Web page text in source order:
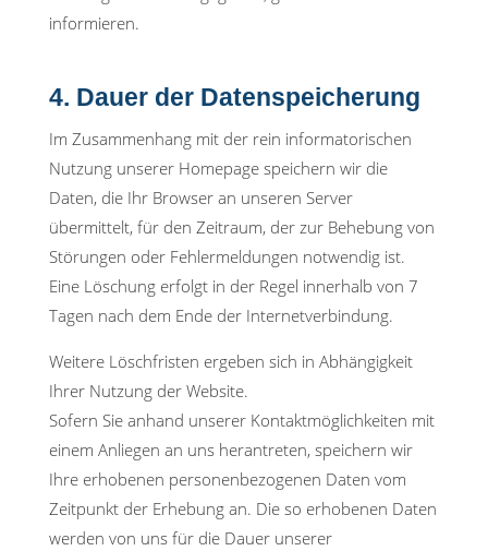
informieren.
4. Dauer der Datenspeicherung
Im Zusammenhang mit der rein informatorischen
Nutzung unserer Homepage speichern wir die
Daten, die Ihr Browser an unseren Server
übermittelt, für den Zeitraum, der zur Behebung von
Störungen oder Fehlermeldungen notwendig ist.
Eine Löschung erfolgt in der Regel innerhalb von 7
Tagen nach dem Ende der Internetverbindung.
Weitere Löschfristen ergeben sich in Abhängigkeit
Ihrer Nutzung der Website.
Sofern Sie anhand unserer Kontaktmöglichkeiten mit
einem Anliegen an uns herantreten, speichern wir
Ihre erhobenen personenbezogenen Daten vom
Zeitpunkt der Erhebung an. Die so erhobenen Daten
werden von uns für die Dauer unserer